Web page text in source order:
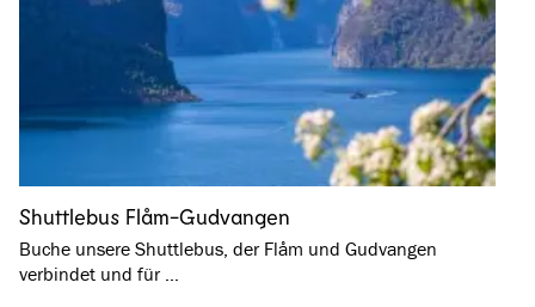
Shuttlebus Flåm-Gudvangen
Buche unsere Shuttlebus, der Flåm und Gudvangen
verbindet und für …